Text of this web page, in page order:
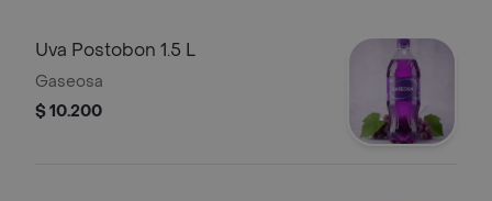
Uva Postobon 1.5 L
Gaseosa
$ 10.200